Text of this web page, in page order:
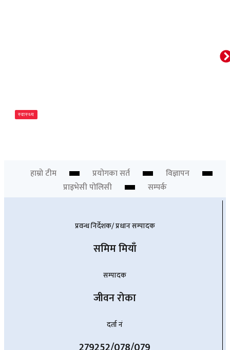
स्वास्थ्य
हाम्रो टीम प्रयोगका सर्त
विज्ञापन
प्राइभेसी पोलिसी
सम्पर्क
प्रवन्ध निर्देशक/ प्रधान सम्पादक
समिम मियाँ
सम्पादक
जीवन रोका
दर्ता नं